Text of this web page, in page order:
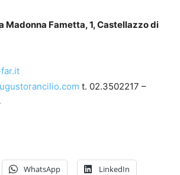
Madonna Fametta, 1, Castellazzo di
t. 02.3502217 –
WhatsApp LinkedIn